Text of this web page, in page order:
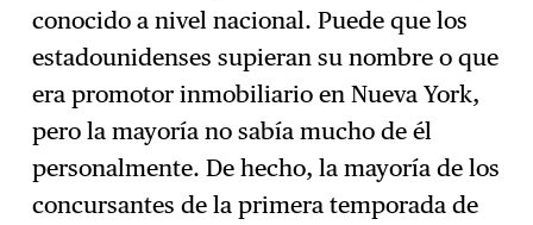
conocido a nivel nacional. Puede que los
estadounidenses supieran su nombre o que
era promotor inmobiliario en Nueva York,
pero la mayoría no sabía mucho de él
personalmente. De hecho, la mayoría de los
concursantes de la primera temporada de